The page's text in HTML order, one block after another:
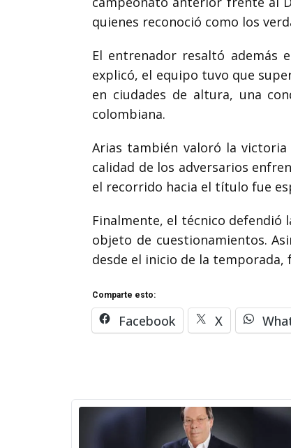
quienes reconoció como los
El entrenador resaltó además
explicó, el equipo tuvo que
en ciudades de altura, una
colombiana.
Arias también valoró la
calidad de los adversarios
el recorrido hacia el título fue
Finalmente, el técnico defendió
objeto de cuestionamientos.
desde el inicio de la
Comparte esto:
Facebook X